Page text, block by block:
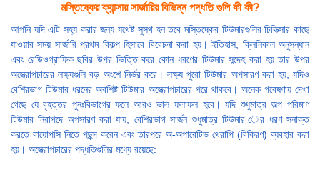
মস্তিষ্কের ক্যান্সার সার্জারির বিভিন্ন পদ্ধতি গুলি কী কী?
আপনি যদি এটি সহ্য করার জন্য যথেষ্ট সুস্থ হন তবে মস্তিষ্কের টিউমারগুলির চিকিত্সার কাছে
যাওয়ার সময় সার্জারি প্রথম বিকল্প হিসাবে বিবেচনা করা হয়। ইতিহাস, ক্লিনিকাল অনুসন্ধান
এবং রেডিওগ্রাফিক ছবির উপর ভিত্তি করে কোন ধরণের টিউমার সন্দেহ করা হয় তার উপর
অস্ত্রোপচারের লক্ষ্যগুলি বড় অংশে নির্ভর করে। লক্ষ্য পুরো টিউমার অপসারণ করা হয়, যদিও
বেশিরভাগ টিউমার ধরনের অবশিষ্ট টিউমার অস্ত্রোপচারের পরে থাকবে। অনেক গবেষণায় দেখা
গেছে যে বৃহত্তর পুনঃবিভাগের ফলে আরও ভাল ফলাফল হবে। যদি শুধুমাত্র অল্প পরিমাণ
টিউমার নিরাপদে অপসারণ করা যায়, বেশিরভাগ সার্জন শুধুমাত্র টিউমার ের ধরণ সনাক্ত
করতে বায়োপসি নিতে পছন্দ করেন এবং তারপরে অ-অপারেটিভ থেরাপি (বিকিরণ) ব্যবহার করা
হয়। অস্ত্রোপচারের পদ্ধতিগুলির মধ্যে রয়েছে: